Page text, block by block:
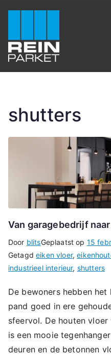
inhoud
Sfeervol
shutters
Van garagebedrijf
Door blitsGeplaatst op 15
Getagdeiken vloer,
industrieel interieur, shutters
De bewoners hebben
pand goed in ere
sfeervol. De houten
is een mooie
deuren en de betonnen